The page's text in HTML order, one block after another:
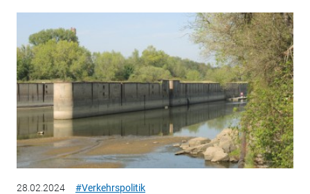
28.02.2024 #Verkehrspolitik